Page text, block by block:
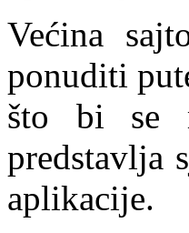
Većina
ponuditi
što bi se
predstavlja
aplikacije.